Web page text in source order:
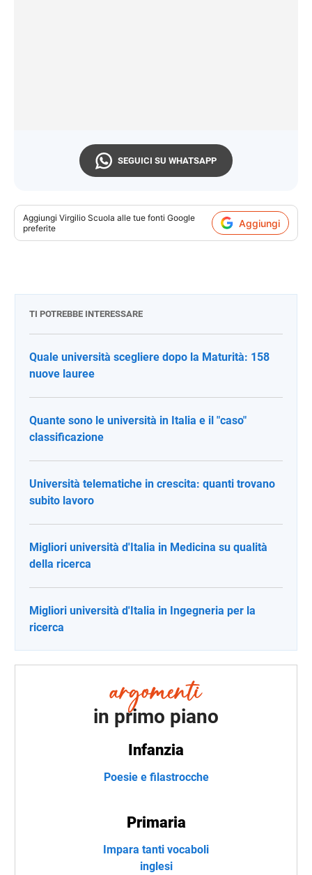
SEGUICI SU WHATSAPP
Aggiungi Virgilio Scuola alle tue fonti Google
preferite
Aggiungi
TI POTREBBE INTERESSARE
Quale università scegliere dopo la Maturità: 158
nuove lauree
Quante sono le università in Italia e il "caso"
classificazione
Università telematiche in crescita: quanti trovano
subito lavoro
Migliori università d'Italia in Medicina su qualità
della ricerca
Migliori università d'Italia in Ingegneria per la
ricerca
in primo piano
Infanzia
Poesie e filastrocche
Primaria
Impara tanti vocaboli
inglesi